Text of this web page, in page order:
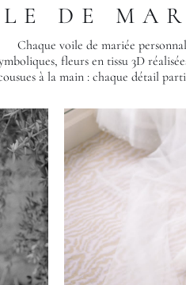
DE
Chaque voile de mariée
fleurs en tissu 3D
à la main : chaque détail